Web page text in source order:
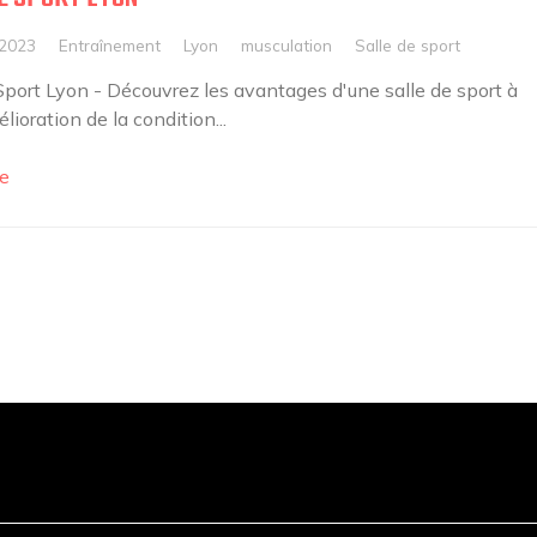
Entraînement Lyon musculation Salle de sport
Lyon - Découvrez les avantages d'une salle de sport à
de la condition...